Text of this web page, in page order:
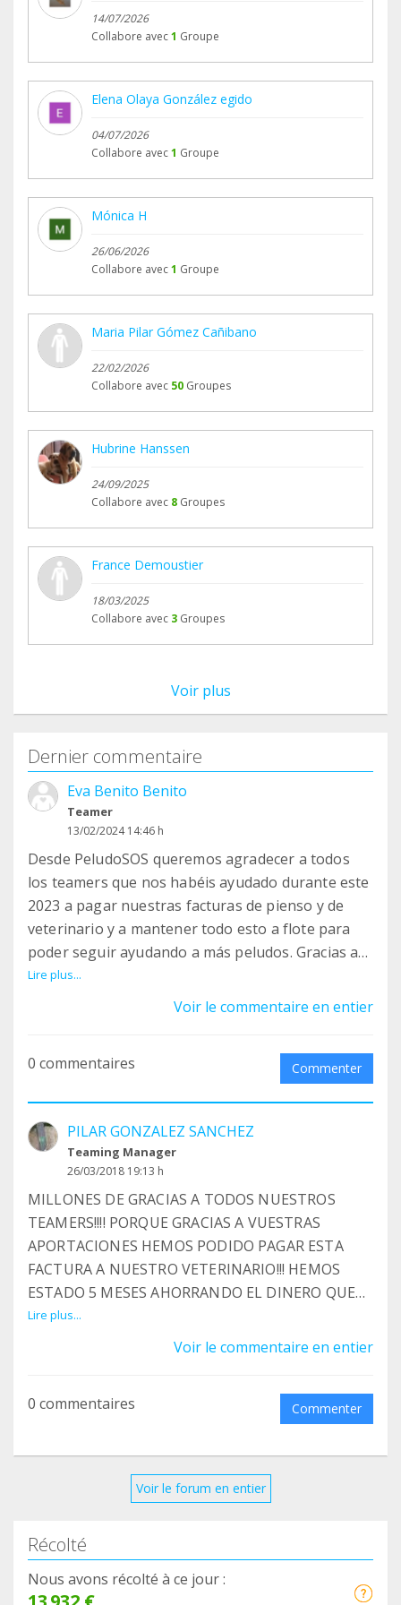
14/07/2026
Collabore avec1 Groupe
Elena Olaya González egido
04/07/2026
Collabore avec1 Groupe
Mónica H
26/06/2026
Collabore avec1 Groupe
Maria Pilar Gómez Cañibano
22/02/2026
Collabore avec 50 Groupes
Hubrine Hanssen
24/09/2025
Collabore avec 8 Groupes
France Demoustier
18/03/2025
Collabore avec 3 Groupes
Voir plus
Dernier commentaire
Eva Benito Benito
Teamer
13/02/2024 14:46 h
Desde PeludoSOS queremos agradecer a todos
los teamers que nos habéis ayudado durante este
2023 a pagar nuestras facturas de pienso y de
veterinario y a mantener todo esto a flote para
poder seguir ayudando a más peludos. Gracias a
todos!!!!
Lire plus...
Voir le commentaire en entier
0 commentaires Commenter
PILAR GONZALEZ SANCHEZ
Teaming Manager
26/03/2018 19:13 h
MILLONES DE GRACIAS A TODOS NUESTROS
TEAMERS!!!! PORQUE GRACIAS A VUESTRAS
APORTACIONES HEMOS PODIDO PAGAR ESTA
FACTURA A NUESTRO VETERINARIO!!! HEMOS
ESTADO 5 MESES AHORRANDO EL DINERO QUE
RECIBIMOS A TRAVÉS DE TEAMING PARA
PAGARLA, YA QUE ACTUALMENTE TENEMOS 102
PODAMOS IR PAGANDO MÁS FACTURAS PORQUE
AQUÍ OS DEJO EL LINK DE FACEBOOK DONDE
PODEIS VERLO MILLONES DE GRACIAS A TODOS
NUESTROS TEAMERS!!!! PORQUE GRACIAS A
PAGAR ESTA FACTURA A NUESTRO
VETERINARIO!!! HEMOS ESTADO 5 MESES
AHORRANDO EL DINERO QUE RECIBIMOS A
Lire plus...
Voir le commentaire en entier
0 commentaires Commenter
Voir le forum en entier
Récolté
Nous avons récolté à ce jour :